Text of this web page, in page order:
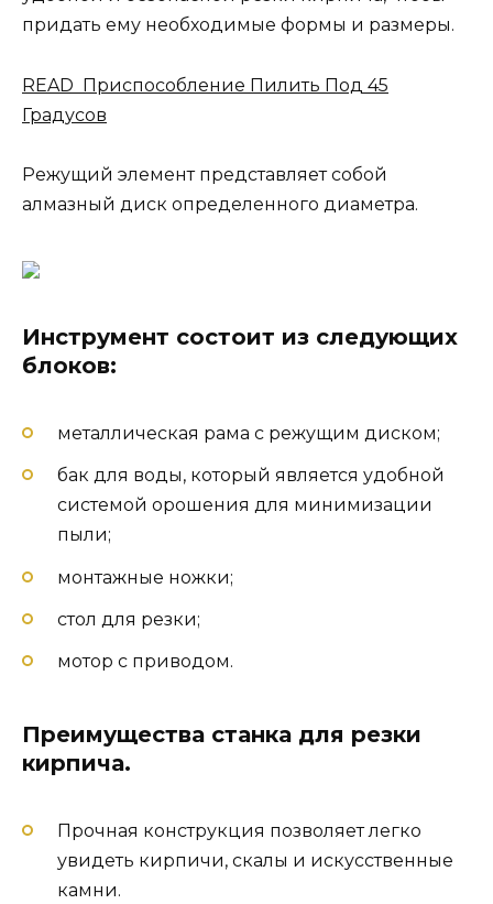
придать ему необходимые формы и размеры.
READ Приспособление Пилить Под 45
Градусов
Режущий элемент представляет собой
алмазный диск определенного диаметра.
Инструмент состоит из следующих
блоков:
металлическая рама с режущим диском;
бак для воды, который является удобной
системой орошения для минимизации
пыли;
монтажные ножки;
стол для резки;
мотор с приводом.
Преимущества станка для резки
кирпича.
Прочная конструкция позволяет легко
увидеть кирпичи, скалы и искусственные
камни.